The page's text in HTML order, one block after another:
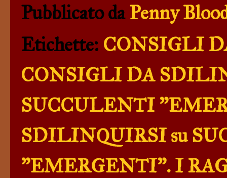
Pubblicato daPenny
Etichette: CONSIGLI
CONSIGLI DA
SUCCULENTI
SDILINQUIRSI su
"EMERGENTI". I